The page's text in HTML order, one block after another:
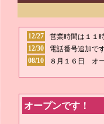
12/27
営業時間は１１
12/30
電話番号追加で
08/10
８月１６日 オ
オープンです！